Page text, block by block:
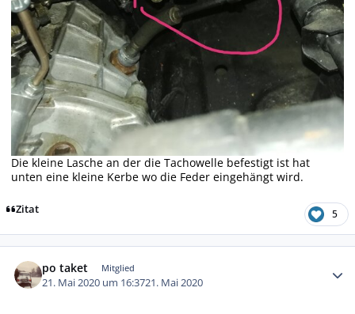
Die kleine Lasche an der die Tachowelle befestigt ist hat
unten eine kleine Kerbe wo die Feder eingehängt wird.
Zitat 5
po taket Mitglied
21. Mai 2020 um 16:3721. Mai 2020